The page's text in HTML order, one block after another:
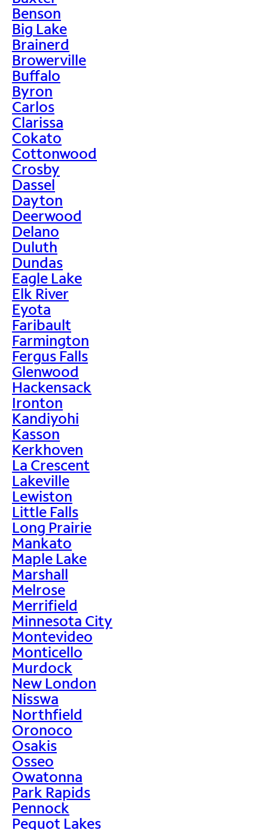
Benson
Big Lake
Brainerd
Browerville
Buffalo
Byron
Carlos
Clarissa
Cokato
Cottonwood
Crosby
Dassel
Dayton
Deerwood
Delano
Duluth
Dundas
Eagle Lake
Elk River
Eyota
Faribault
Farmington
Fergus Falls
Glenwood
Hackensack
Ironton
Kandiyohi
Kasson
Kerkhoven
La Crescent
Lakeville
Lewiston
Little Falls
Long Prairie
Mankato
Maple Lake
Marshall
Melrose
Merrifield
Minnesota City
Montevideo
Monticello
Murdock
New London
Nisswa
Northfield
Oronoco
Osakis
Osseo
Owatonna
Park Rapids
Pennock
Pequot Lakes